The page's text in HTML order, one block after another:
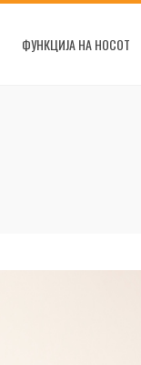
ФУНКЦИЈА НА НОСОТ